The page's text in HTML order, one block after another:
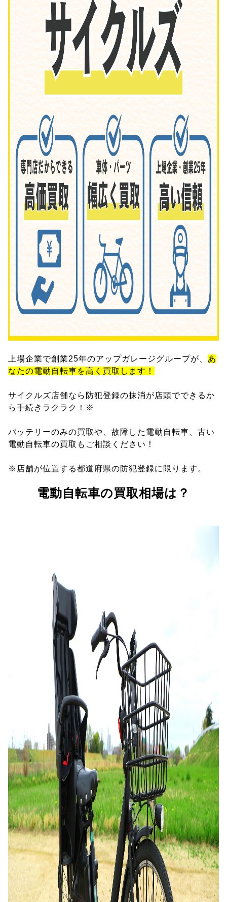
上場企業で創業25年のアップガレージグループが、 あ
なたの電動自転車を高く買取します！
サイクルズ店舗なら防犯登録の抹消が店頭でできるか
ら手続きラクラク！※
バッテリーのみの買取や、故障した電動自転車、古い
電動自転車の買取もご相談ください！
※店舗が位置する都道府県の防犯登録に限ります。
電動自転車の買取相場は？